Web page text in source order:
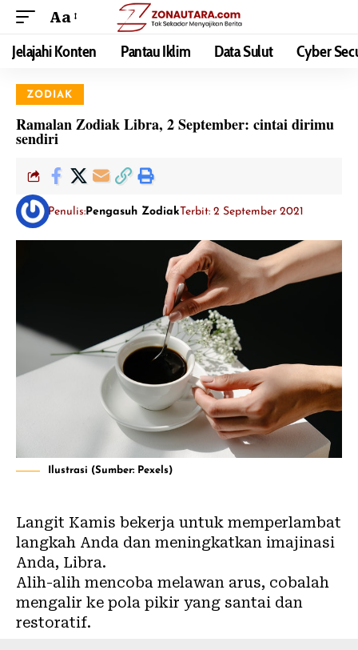
Aa
Jelajahi Konten Pantau Iklim Data Sulut Cyber
ZODIAK
Ramalan Zodiak Libra, 2 September: cintai dirimu
sendiri
Penulis: Pengasuh ZodiakTerbit: 2 September 2021
Ilustrasi (Sumber: Pexels)
Langit Kamis bekerja untuk memperlambat
langkah Anda dan meningkatkan imajinasi
Anda, Libra.
Alih-alih mencoba melawan arus, cobalah
mengalir ke pola pikir yang santai dan
restoratif.